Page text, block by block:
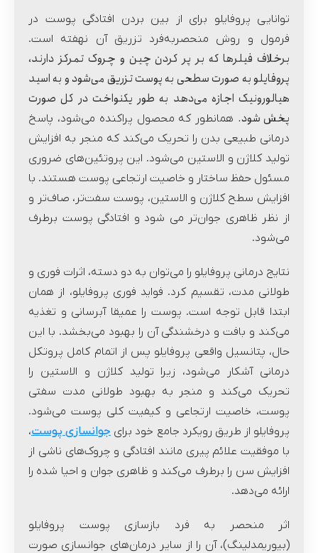
توانایی پروفایلو برای از بین‌ بردن افتادگی پوست در
فرمول و روش منحصربه‌فرد تزریق آن نهفته است.
برخلاف فیلرها که بر پر کردن چین و چروک تمرکز دارند،
پروفایلو به صورت سطحی به پوست تزریق می‌شود و به اسید
هیالورونیک اجازه می‌دهد به طور یکنواخت در کل صورت
پخش شود. همانطور که محصول پراکنده می‌شود، پاسخ
درمانی طبیعی بدن را تحریک می‌کند که منجر به افزایش
تولید کلاژن و الاستین می‌شود. این پروتئین‌های ضروری
مسئول حفظ ساختار و خاصیت ارتجاعی پوست هستند. با
افزایش سطح کلاژن و الاستین، پوست سفت‌تر، صاف‌تر و
از نظر ظاهری جوان‌تر می شود و افتادگی پوست برطرف
می‌شود.
نتایج درمانی پروفایلو را می‌توان به دو‌ دسته، اثرات فوری و
طولانی مدت، تقسیم کرد. فواید فوری پروفایلو، از همان
ابتدا قابل توجه است. پوست را عمیقا آبرسانی و تغذیه
می‌کند و بافت و درخشندگی آن را بهبود می‌بخشد. با این
حال، پتانسیل واقعی پروفایلو پس از اتمام کامل پروتکل
درمانی آشکار می‌شود، زیرا تولید کلاژن و الاستین را
تحریک می‌کند و منجر به بهبود طولانی مدت سفتی
پوست، خاصیت ارتجاعی و کیفیت کلی پوست می‌شود.
پروفایلو از طریق رویکرد جامع خود برای جوانسازی پوست،
با موفقیت علائم پیری مانند افتادگی و چروک‌های ناشی از
افزایش سن را برطرف می‌کند و ظاهری جوان و احیا شده را
ارائه می‌دهد.
اثر منحصر به فرد بازسازی پوست پروفایلو
(بیوریمدلینگ)، آن را از سایر درمان‌های جوانسازی صورت